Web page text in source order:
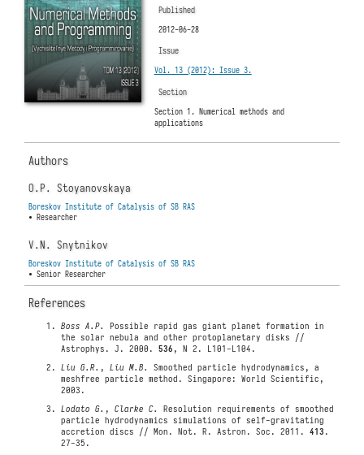
Published
2012-06-28
Issue
Vol. 13 (2012): Issue 3.
Section
Section 1. Numerical methods and
applications
Authors
O.P. Stoyanovskaya
Boreskov Institute of Catalysis of SB RAS
• Researcher
V.N. Snytnikov
Boreskov Institute of Catalysis of SB RAS
• Senior Researcher
References
Boss A.P.
Possible rapid gas giant planet formation in
the solar nebula and other protoplanetary disks //
Astrophys. J. 2000.536 , N 2. L101-L104.
Liu G.R. ,Liu M.B.
Smoothed particle hydrodynamics, a
meshfree particle method. Singapore: World Scientific,
2003.
Lodato G. ,Clarke C.
Resolution requirements of smoothed
particle hydrodynamics simulations of self-gravitating
accretion discs // Mon. Not. R. Astron. Soc. 2011.413 .
27-35.